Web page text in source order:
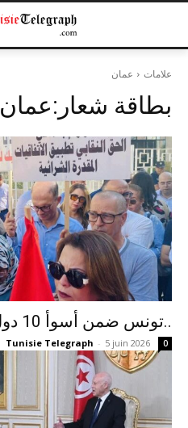
علامات عمان
بطاقة شعار:عمان
تونس ضمن أسوأ 10 دول للعمال عالمياً..
Tunisie Telegraph - 5 juin 2026 0